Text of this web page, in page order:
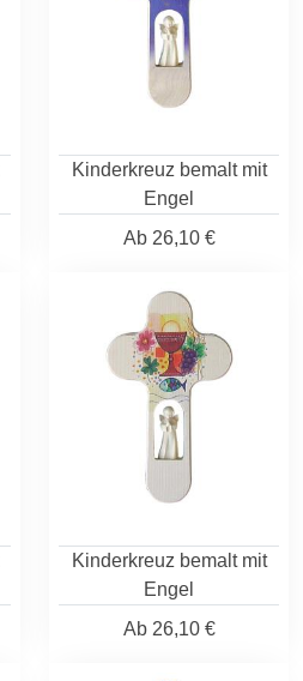
Kinderkreuz bemalt mit
Engel
Ab26,10 €
Kinderkreuz bemalt mit
Engel
Ab26,10 €